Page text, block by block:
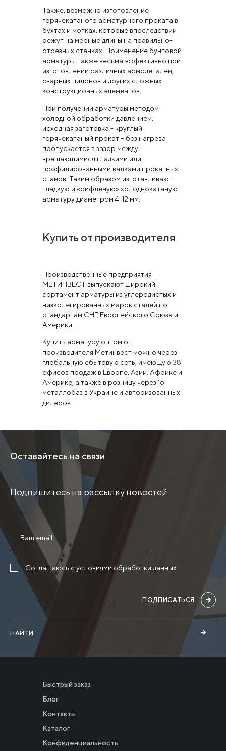
Также, возможно изготовление
горячекатаного арматурного проката в
бухтах и мотках, которые впоследствии
режут на мерные длины на правильно-
отрезных станках. Применение бунтовой
арматуры также весьма эффективно при
изготовлении различных армодеталей,
сварных пилонов и других сложных
конструкционных элементов.
При получении арматуры методом
холодной обработки давлением,
исходная заготовка - круглый
горячекатаный прокат – без нагрева
пропускается в зазор между
вращающимися гладкими или
профилированными валками прокатных
станов. Таким образом изготавливают
гладкую и «рифленую» холоднокатаную
арматуру диаметром 4-12 мм.
Купить от производителя
Производственные предприятия
МЕТИНВЕСТ выпускают широкий
сортамент арматуры из углеродистых и
низколегированных марок сталей по
стандартам СНГ, Европейского Союза и
Америки.
Купить арматуру оптом от
производителя Метинвест можно через
глобальную сбытовую сеть, имеющую 38
офисов продаж в Европе, Азии, Африке и
Америке, а также в розницу через 16
металлобаз в Украине и авторизованных
дилеров.
Оставайтесь на связи
Подпишитесь на рассылку новостей
НАЙТИ
Соглашаюсь с условиями обработки данных
ПОДПИСАТЬСЯ
Быстрый заказ
Блог
Контакты
Каталог
Конфиденциальность